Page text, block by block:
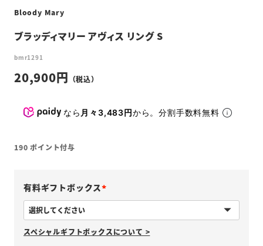
Bloody Mary
ブラッディマリー アヴィス リング S
bmr1291
20,900
なら 月々3,483円から。分割手数料無料
190 ポイント付与
有料ギフトボックス
必
須
スペシャルギフトボックスについて >